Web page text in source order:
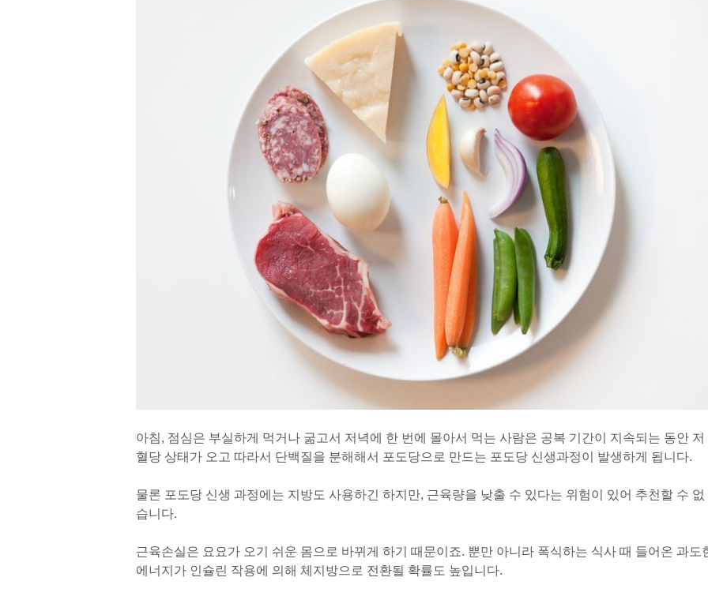
아침, 점심은 부실하게 먹거나 굶고서 저녁에 한 번에 몰아서 먹는 사람은 공복 기간이 지속되는 동안 저
혈당 상태가 오고 따라서 단백질을 분해해서 포도당으로 만드는 포도당 신생과정이 발생하게 됩니다.
물론 포도당 신생 과정에는 지방도 사용하긴 하지만, 근육량을 낮출 수 있다는 위험이 있어 추천할 수 없
습니다.
근육손실은 요요가 오기 쉬운 몸으로 바뀌게 하기 때문이죠. 뿐만 아니라 폭식하는 식사 때 들어온 과도
에너지가 인슐린 작용에 의해 체지방으로 전환될 확률도 높입니다.